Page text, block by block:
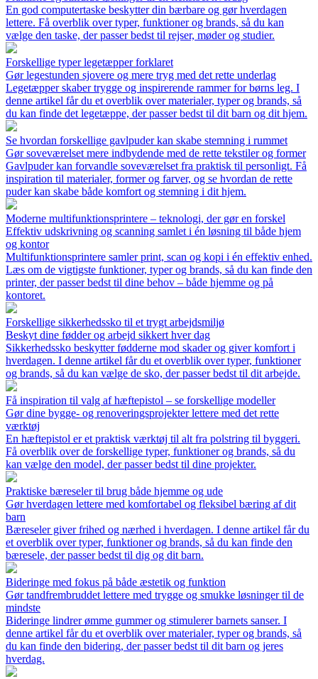
En god computertaske beskytter din bærbare og gør hverdagen
lettere. Få overblik over typer, funktioner og brands, så du kan
vælge den taske, der passer bedst til rejser, møder og studier.
Forskellige typer legetæpper forklaret
Gør legestunden sjovere og mere tryg med det rette underlag
Legetæpper skaber trygge og inspirerende rammer for børns leg. I
denne artikel får du et overblik over materialer, typer og brands, så
du kan finde det legetæppe, der passer bedst til dit barn og dit hjem.
Se hvordan forskellige gavlpuder kan skabe stemning i rummet
Gør soveværelset mere indbydende med de rette tekstiler og former
Gavlpuder kan forvandle soveværelset fra praktisk til personligt. Få
inspiration til materialer, former og farver, og se hvordan de rette
puder kan skabe både komfort og stemning i dit hjem.
Moderne multifunktionsprintere – teknologi, der gør en forskel
Effektiv udskrivning og scanning samlet i én løsning til både hjem
og kontor
Multifunktionsprintere samler print, scan og kopi i én effektiv enhed.
Læs om de vigtigste funktioner, typer og brands, så du kan finde den
printer, der passer bedst til dine behov – både hjemme og på
kontoret.
Forskellige sikkerhedssko til et trygt arbejdsmiljø
Beskyt dine fødder og arbejd sikkert hver dag
Sikkerhedssko beskytter fødderne mod skader og giver komfort i
hverdagen. I denne artikel får du et overblik over typer, funktioner
og brands, så du kan vælge de sko, der passer bedst til dit arbejde.
Få inspiration til valg af hæftepistol – se forskellige modeller
Gør dine bygge- og renoveringsprojekter lettere med det rette
værktøj
En hæftepistol er et praktisk værktøj til alt fra polstring til byggeri.
Få overblik over de forskellige typer, funktioner og brands, så du
kan vælge den model, der passer bedst til dine projekter.
Praktiske bæreseler til brug både hjemme og ude
Gør hverdagen lettere med komfortabel og fleksibel bæring af dit
barn
Bæreseler giver frihed og nærhed i hverdagen. I denne artikel får du
et overblik over typer, funktioner og brands, så du kan finde den
bæresele, der passer bedst til dig og dit barn.
Bideringe med fokus på både æstetik og funktion
Gør tandfrembruddet lettere med trygge og smukke løsninger til de
mindste
Bideringe lindrer ømme gummer og stimulerer barnets sanser. I
denne artikel får du et overblik over materialer, typer og brands, så
du kan finde den bidering, der passer bedst til dit barn og jeres
hverdag.